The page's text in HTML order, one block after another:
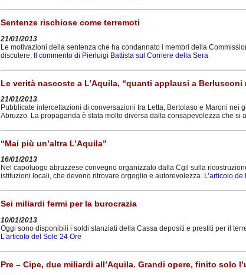
Sentenze rischiose come terremoti
21/01/2013
Le motivazioni della sentenza che ha condannato i membri della
discutere. Il commento di Pierluigi Battista sul Corriere della Sera
Le verità nascoste a L’Aquila, “quanti applausi a Berlusconi
21/01/2013
Pubblicate intercettazioni di conversazioni tra Letta, Bertolaso e Maroni nei
Abruzzo. La propaganda è stata molto diversa dalla consapevolezza che si
“Mai più un’altra L’Aquila”
16/01/2013
Nel capoluogo abruzzese convegno organizzato dalla Cgil sulla
istituzioni locali, che devono ritrovare orgoglio e autorevolezza. L’articolo de
Sei miliardi fermi per la burocrazia
10/01/2013
Oggi sono disponibili i soldi stanziati della Cassa depositi e prestiti per il
L’articolo del Sole 24 Ore
Pre – Cipe, due miliardi all’Aquila. Grandi opere, finito solo